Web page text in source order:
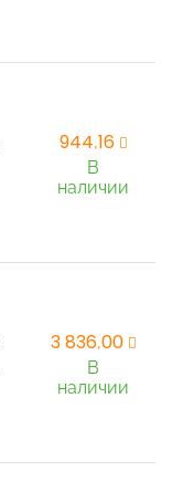
944,16
В
наличии
3 836,00
В
наличии